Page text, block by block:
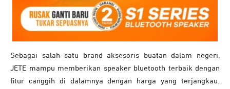
Sebagai salah satu brand aksesoris buatan dalam negeri,
JETE mampu memberikan speaker bluetooth terbaik dengan
fitur canggih di dalamnya dengan harga yang terjangkau.